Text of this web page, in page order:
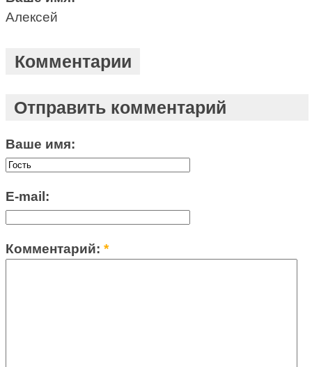
Алексей
Комментарии
Отправить комментарий
Ваше имя:
E-mail:
Комментарий:*